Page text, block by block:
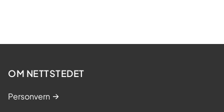
OM NETTSTEDET
Personvern